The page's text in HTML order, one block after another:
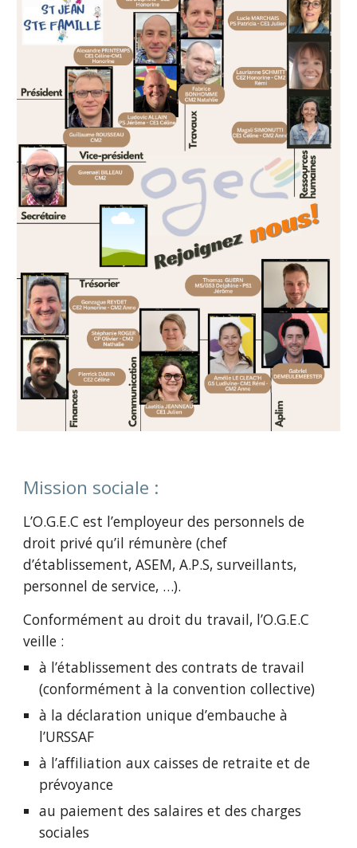
Mission sociale :
L’O.G.E.C est l’employeur des personnels de
droit privé qu’il rémunère (chef
d’établissement, ASEM, A.P.S, surveillants,
personnel de service, …).
Conformément au droit du travail, l’O.G.E.C
veille :
à l’établissement des contrats de travail
(conformément à la convention collective)
à la déclaration unique d’embauche à
l’URSSAF
à l’affiliation aux caisses de retraite et de
prévoyance
au paiement des salaires et des charges
sociales